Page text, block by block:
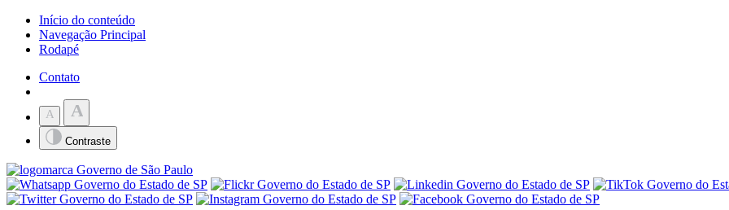
Início do conteúdo
Navegação Principal
Rodapé
Contato
A A
Contraste